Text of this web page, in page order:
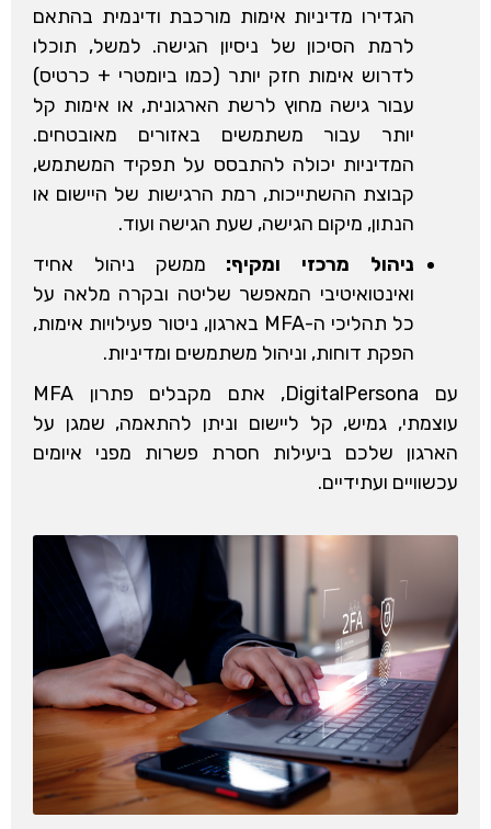
הגדירו מדיניות אימות מורכבת ודינמית בהתאם
לרמת הסיכון של ניסיון הגישה. למשל, תוכלו
לדרוש אימות חזק יותר (כמו ביומטרי + כרטיס)
עבור גישה מחוץ לרשת הארגונית, או אימות קל
יותר עבור משתמשים באזורים מאובטחים.
המדיניות יכולה להתבסס על תפקיד המשתמש,
קבוצת ההשתייכות, רמת הרגישות של היישום או
הנתון, מיקום הגישה, שעת הגישה ועוד.
ניהול מרכזי ומקיף: ממשק ניהול אחיד
ואינטואיטיבי המאפשר שליטה ובקרה מלאה על
כל תהליכי ה-MFA בארגון, ניטור פעילויות אימות,
הפקת דוחות, וניהול משתמשים ומדיניות.
עם DigitalPersona, אתם מקבלים פתרון MFA
עוצמתי, גמיש, קל ליישום וניתן להתאמה, שמגן על
הארגון שלכם ביעילות חסרת פשרות מפני איומים
עכשוויים ועתידיים.